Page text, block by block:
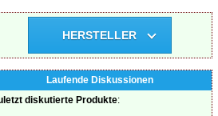
HERSTELLER
Laufende Diskussionen
diskutierte Produkte: